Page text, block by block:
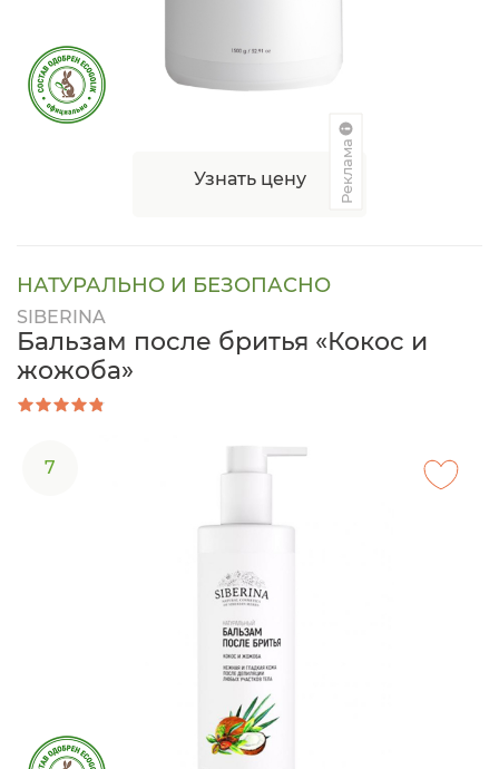
Узнать цену Реклама
НАТУРАЛЬНО И БЕЗОПАСНО
SIBERINA
Бальзам после бритья «Кокос и
жожоба»
7